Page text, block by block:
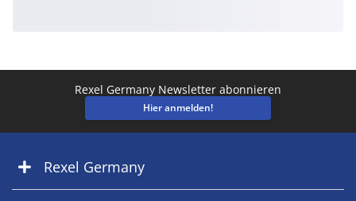
Rexel Germany Newsletter abonnieren
Hier anmelden!
Rexel Germany